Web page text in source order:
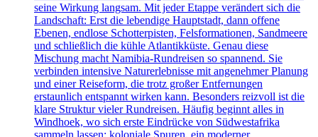
seine Wirkung langsam. Mit jeder Etappe verändert sich die
Landschaft: Erst die lebendige Hauptstadt, dann offene
Ebenen, endlose Schotterpisten, Felsformationen, Sandmeere
und schließlich die kühle Atlantikküste. Genau diese
Mischung macht Namibia-Rundreisen so spannend. Sie
verbinden intensive Naturerlebnisse mit angenehmer Planung
und einer Reiseform, die trotz großer Entfernungen
erstaunlich entspannt wirken kann. Besonders reizvoll ist die
klare Struktur vieler Rundreisen. Häufig beginnt alles in
Windhoek, wo sich erste Eindrücke von Südwestafrika
sammeln lassen: koloniale Spuren, ein moderner